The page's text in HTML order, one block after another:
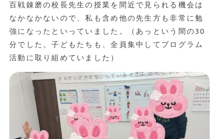
百戦錬磨の校長先生の授業を間近で見られる機会は
なかなかないので、私も含め他の先生方も非常に勉
強になったといっていました。（あっという間の30
分でした。子どもたちも、全員集中してプログラム
活動に取り組めていました）